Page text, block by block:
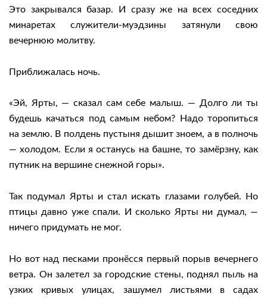
Это закрывался базар. И сразу же на всех соседних
минаретах служители-муэдзины затянули свою
вечернюю молитву.
Приближалась ночь.
«Эй, Ярты, — сказал сам себе малыш. — Долго ли ты
будешь качаться под самым небом? Надо торопиться
на землю. В полдень пустыня дышит зноем, а в полночь
— холодом. Если я останусь на башне, то замёрзну, как
путник на вершине снежной горы».
Так подумал Ярты и стал искать глазами голубей. Но
птицы давно уже спали. И сколько Ярты ни думал, —
ничего придумать не мог.
Но вот над песками пронёсся первый порыв вечернего
ветра. Он залетел за городские стены, поднял пыль на
узких кривых улицах, зашумел листьями в садах